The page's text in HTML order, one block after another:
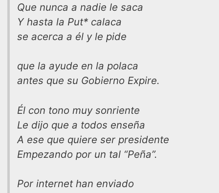
Que nunca a nadie le saca
Y hasta la Put* calaca
se acerca a él y le pide
que la ayude en la polaca
antes que su Gobierno Expire.
Él con tono muy sonriente
Le dijo que a todos enseña
A ese que quiere ser presidente
Empezando por un tal “Peña”.
Por internet han enviado